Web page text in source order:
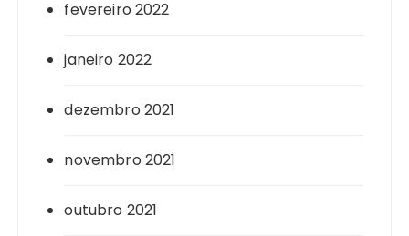
fevereiro 2022
janeiro 2022
dezembro 2021
novembro 2021
outubro 2021